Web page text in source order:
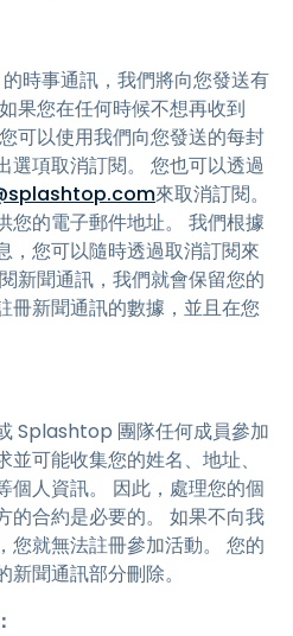
時事通訊，我們將向您發送有
果您在任何時候不想再收到
可以使用我們向您發送的每封
選項取消訂閱。 您也可以透過
來取消訂閱。
您的電子郵件地址。 我們根據
，您可以隨時透過取消訂閱來
新聞通訊，我們就會保留您的
冊新聞通訊的數據，並且在您
Splashtop 團隊任何成員參加
可能收集您的姓名、地址、
個人資訊。 因此，處理您的個
的合約是必要的。 如果不向我
您就無法註冊參加活動。 您的
聞通訊部分刪除。